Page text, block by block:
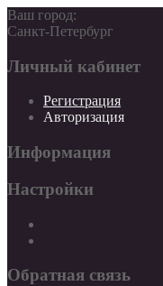
Ваш город:
Санкт-Петербург
Личный кабинет
Регистрация
Авторизация
Информация
Настройки
Обратная связь